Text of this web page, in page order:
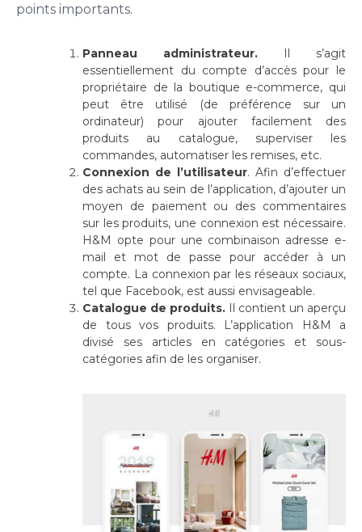
points importants.
Panneau administrateur. Il s’agit
essentiellement du compte d’accès pour le
propriétaire de la boutique e-commerce, qui
peut être utilisé (de préférence sur un
ordinateur) pour ajouter facilement des
produits au catalogue, superviser les
commandes, automatiser les remises, etc.
Connexion de l’utilisateur. Afin d’effectuer
des achats au sein de l’application, d’ajouter un
moyen de paiement ou des commentaires
sur les produits, une connexion est nécessaire.
H&M opte pour une combinaison adresse e-
mail et mot de passe pour accéder à un
compte. La connexion par les réseaux sociaux,
tel que Facebook, est aussi envisageable.
Catalogue de produits. Il contient un aperçu
de tous vos produits. L’application H&M a
divisé ses articles en catégories et sous-
catégories afin de les organiser.